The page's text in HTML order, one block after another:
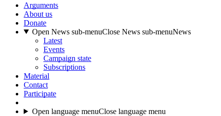
Arguments
About us
Donate
Open News sub-menuClose News sub-menuNews
Latest
Events
Campaign state
Subscriptions
Material
Contact
Participate
Open language menuClose language menu